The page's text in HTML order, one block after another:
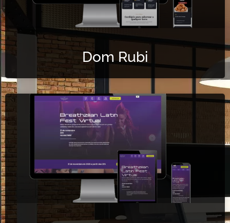
Dom Rubi